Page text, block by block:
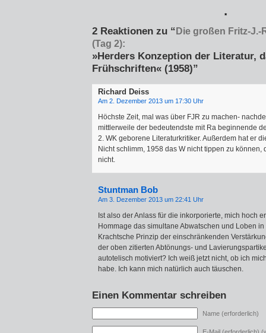
*
2 Reaktionen zu “ Die großen Fritz-
(Tag 2):
»Herders Konzeption der Literatur,
Frühschriften« (1958)”
Richard Deiss
Am 2. Dezember 2013 um 17:30 Uhr
Höchste Zeit, mal was über FJR zu machen-
mittlerweile der bedeutendste mit Ra beginnende
2. WK geborene Literaturkritiker. Außerdem hat er
Nicht schlimm, 1958 das W nicht tippen zu können,
nicht.
Stuntman Bob
Am 3. Dezember 2013 um 22:41 Uhr
Ist also der Anlass für die inkorporierte, mich hoch
Hommage das simultane Abwatschen und Loben
Krachtsche Prinzip der einschränkenden
der oben zitierten Abtönungs- und
autotelisch motiviert? Ich weiß jetzt nicht, ob ich
habe. Ich kann mich natürlich auch täuschen.
Einen Kommentar schreiben
Name (erforderlich)